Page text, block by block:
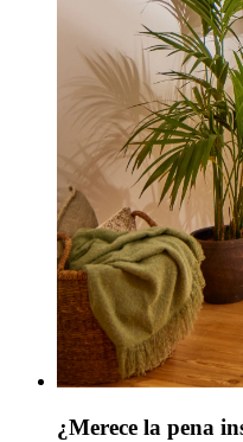
¿Merece la pena